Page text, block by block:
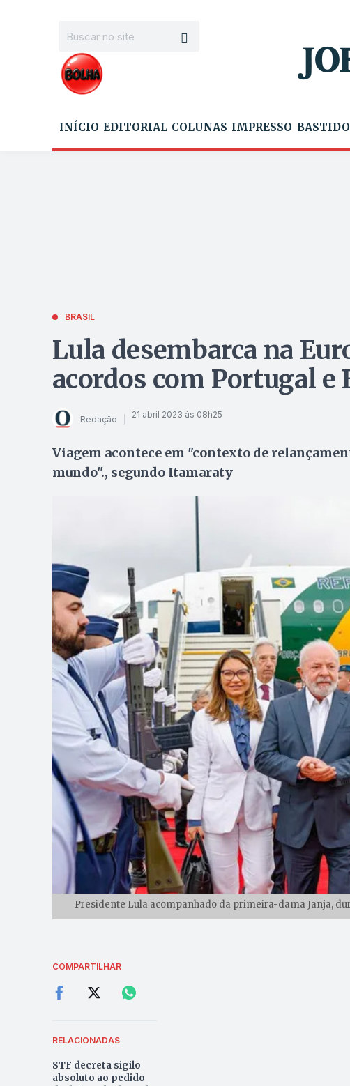
INÍCIO EDITORIAL COLUNAS IMPRESSO
BRASIL
Lula desembarca na
acordos com Portugal e
Redação 21 abril 2023 às 08h25
Viagem acontece em "contexto de
mundo"., segundo Itamaraty
Presidente Lula acompanhado da primeira-dama Janja,
COMPARTILHAR
RELACIONADAS
STF decreta sigilo
absoluto ao pedido